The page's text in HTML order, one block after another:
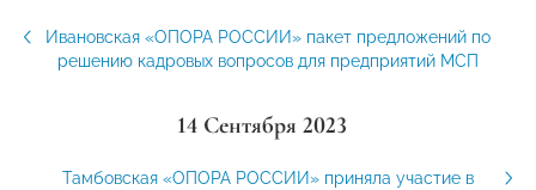
Ивановская «ОПОРА РОССИИ» пакет предложений по
решению кадровых вопросов для предприятий МСП
14 Сентября 2023
Тамбовская «ОПОРА РОССИИ» приняла участие в